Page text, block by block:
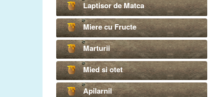
Laptisor de Matca
Miere cu Fructe
Marturii
Mied si otet
Apilarnil